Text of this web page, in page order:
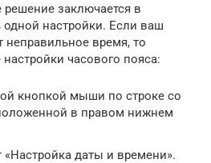
решение заключается в
настройки. Если ваш
время, то
часового пояса:
кнопкой мыши по строке со
в правом нижнем
«Настройка даты и времени».